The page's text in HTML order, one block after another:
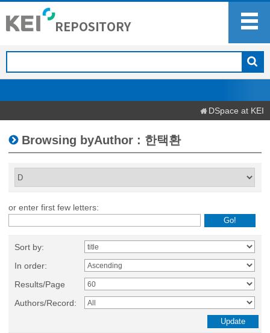
DSpace at KEI
Browsing byAuthor : 한택환
or enter first few letters:
Sort by:
In order:
Results/Page
Authors/Record: